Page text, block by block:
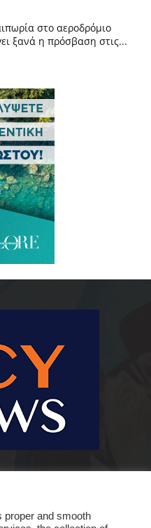
στο αεροδρόμιο
ξανά η πρόσβαση στις...
στην επικαιρότητα.
proper and smooth